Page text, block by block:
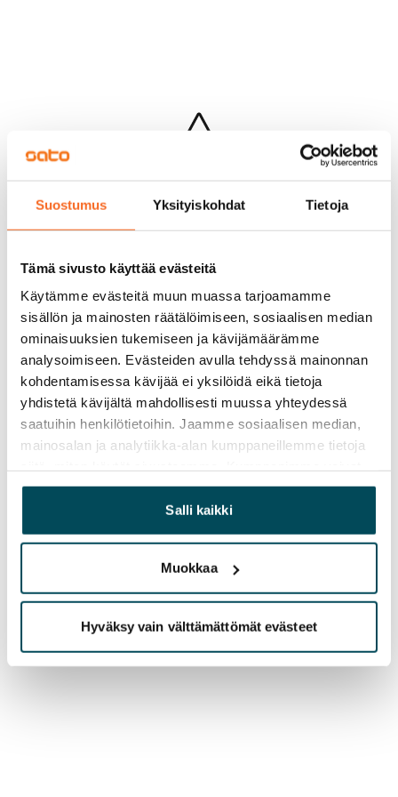
Suostumus Yksityiskohdat Tietoja
Tämä sivusto käyttää evästeitä
Käytämme evästeitä muun muassa tarjoamamme
sisällön ja mainosten räätälöimiseen, sosiaalisen median
ominaisuuksien tukemiseen ja kävijämäärämme
analysoimiseen. Evästeiden avulla tehdyssä mainonnan
kohdentamisessa kävijää ei yksilöidä eikä tietoja
yhdistetä kävijältä mahdollisesti muussa yhteydessä
saatuihin henkilötietoihin. Jaamme sosiaalisen median,
mainosalan ja analytiikka-alan kumppaneillemme tietoja
yhdistää näitä tietoja muihin tietoihin, joita olet antanut
heille tai joita on kerätty, kun olet käyttänyt heidän
palvelujaan.
Salli kaikki
Muokkaa
Hyväksy vain välttämättömät evästeet
Hups...
Jotakin meni pieleen sivun lataamisessa